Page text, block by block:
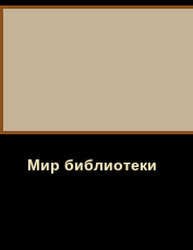
Мир библиотеки